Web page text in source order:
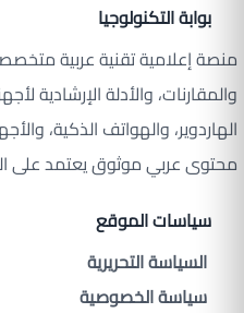
بوابة التكنولوجيا
منصة إعلامية تقنية عربية
والمقارنات، والأدلة الإرشادية
الهاردوير، والهواتف الذكية،
محتوى عربي موثوق يعتمد على
سياسات الموقع
السياسة التحريرية
سياسة الخصوصية